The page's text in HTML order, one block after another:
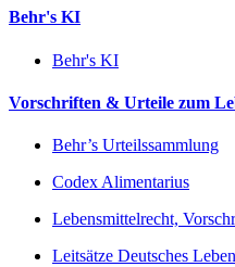
Behr's KI
Behr's KI
Vorschriften & Urteile zum
Behr’s Urteilssammlung
Codex Alimentarius
Lebensmittelrecht,
Leitsätze Deutsches